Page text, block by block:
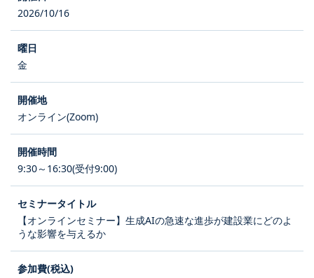
2026/10/16
金
オンライン(Zoom)
9:30～16:30(受付9:00)
【オンラインセミナー】生成AIの急速な進歩が建設業にどのよ
うな影響を与えるか